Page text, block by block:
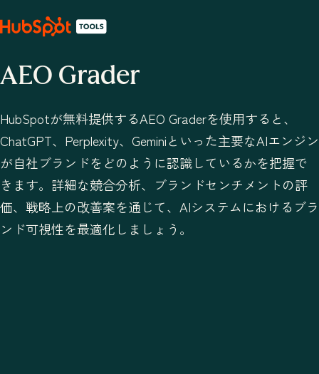
AEO Grader
HubSpotが無料提供するAEO Graderを使用すると、
ChatGPT、Perplexity、Geminiといった主要なAIエンジン
が自社ブランドをどのように認識しているかを把握で
きます。詳細な競合分析、ブランドセンチメントの評
価、戦略上の改善案を通じて、AIシステムにおけるブラ
ンド可視性を最適化しましょう。